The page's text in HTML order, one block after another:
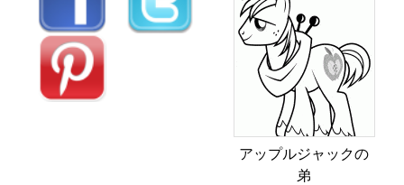
アップルジャックの
弟